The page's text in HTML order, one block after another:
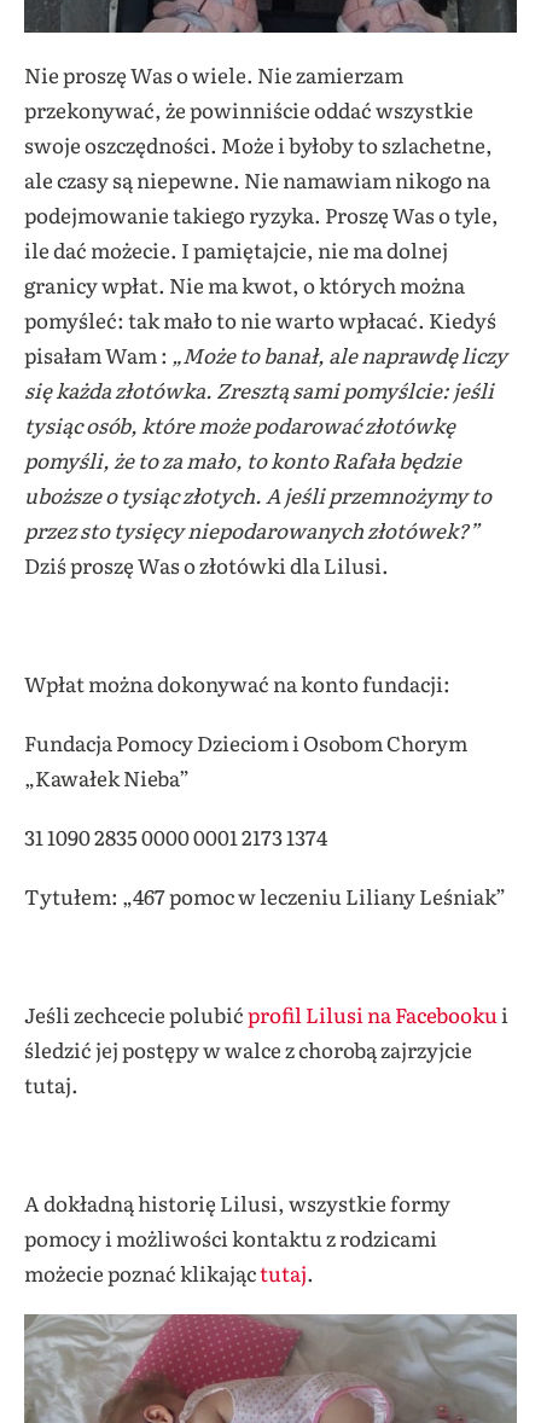
Nie proszę Was o wiele. Nie zamierzam
przekonywać, że powinniście oddać wszystkie
swoje oszczędności. Może i byłoby to szlachetne,
ale czasy są niepewne. Nie namawiam nikogo na
podejmowanie takiego ryzyka. Proszę Was o tyle,
ile dać możecie. I pamiętajcie, nie ma dolnej
granicy wpłat. Nie ma kwot, o których można
pomyśleć: tak mało to nie warto wpłacać. Kiedyś
pisałam Wam : „Może to banał, ale naprawdę liczy
się każda złotówka. Zresztą sami pomyślcie: jeśli
tysiąc osób, które może podarować złotówkę
pomyśli, że to za mało, to konto Rafała będzie
uboższe o tysiąc złotych. A jeśli przemnożymy to
przez sto tysięcy niepodarowanych złotówek?”
Dziś proszę Was o złotówki dla Lilusi.
Wpłat można dokonywać na konto fundacji:
Fundacja Pomocy Dzieciom i Osobom Chorym
„Kawałek Nieba”
31 1090 2835 0000 0001 2173 1374
Tytułem: „467 pomoc w leczeniu Liliany Leśniak”
Jeśli zechcecie polubićprofil Lilusi na Facebookui
śledzić jej postępy w walce z chorobą zajrzyjcie
tutaj.
A dokładną historię Lilusi, wszystkie formy
pomocy i możliwości kontaktu z rodzicami
możecie poznać klikająctutaj.